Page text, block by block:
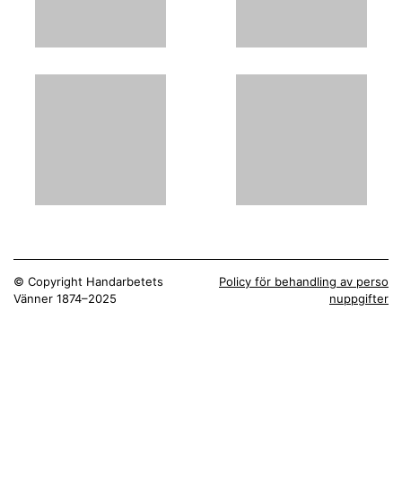
© Copyright Handarbetets
Vänner 1874–2025
Policy för behandling av perso
nuppgifter